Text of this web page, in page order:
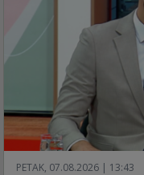
PETAK, 07.08.2026 | 13:43